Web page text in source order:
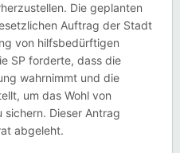
Die geplanten
Auftrag der Stadt
von hilfsbedürftigen
SP forderte, dass die
wahrnimmt und die
um das Wohl von
sichern. Dieser Antrag
abgeleht.